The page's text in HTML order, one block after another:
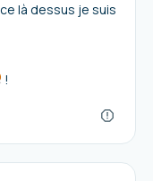
là dessus je suis
!